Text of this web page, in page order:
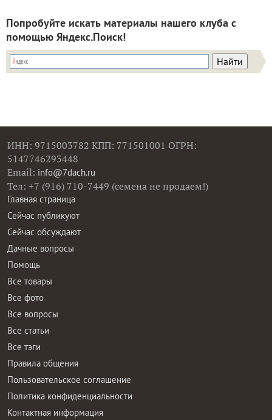
Попробуйте искать материалы нашего клуба с
помощью Яндекс.Поиск!
ИНН: 9715003782 КПП: 771501001 ОГРН:
5147746293448
Email: info@7dach.ru
Тел: +7 (916) 710-7449 (семена не продаем!)
Главная страница
Сейчас публикуют
Сейчас обсуждают
Дачные вопросы
Помощь
Все товары
Все фото
Все вопросы
Все статьи
Все тэги
Правила общения
Пользовательское соглашение
Политика конфиденциальности
Контактная информация